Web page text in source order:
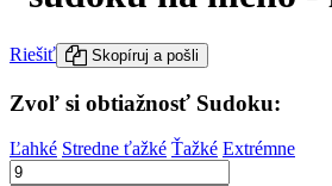
Riešiť Skopíruj a pošli
Zvoľ si obtiažnosť Sudoku:
Ľahké Stredne ťažké Ťažké Extrémne